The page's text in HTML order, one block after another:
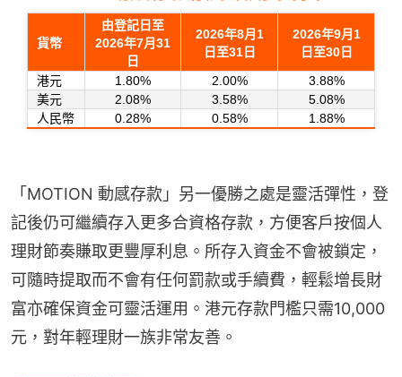
「MOTION 動感存款」另一優勝之處是靈活彈性，登
記後仍可繼續存入更多合資格存款，方便客戶按個人
理財節奏賺取更豐厚利息。所存入資金不會被鎖定，
可隨時提取而不會有任何罰款或手續費，輕鬆增長財
富亦確保資金可靈活運用。港元存款門檻只需10,000
元，對年輕理財一族非常友善。